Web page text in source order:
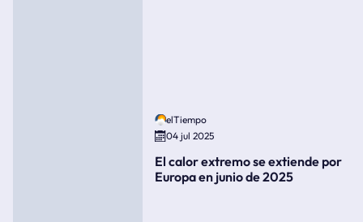
elTiempo
04 jul 2025
El calor extremo se extiende por
Europa en junio de 2025